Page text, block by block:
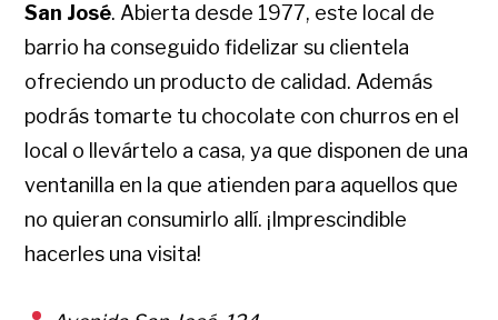
San José. Abierta desde 1977, este local de
barrio ha conseguido fidelizar su clientela
ofreciendo un producto de calidad. Además
podrás tomarte tu chocolate con churros en el
local o llevártelo a casa, ya que disponen de una
ventanilla en la que atienden para aquellos que
no quieran consumirlo allí. ¡Imprescindible
hacerles una visita!